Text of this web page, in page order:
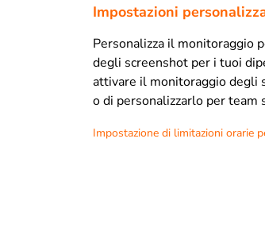
Impostazioni
Personalizza il monitoraggio
degli screenshot per i tuoi
attivare il monitoraggio degli
o di personalizzarlo per team
Impostazione di limitazioni orarie